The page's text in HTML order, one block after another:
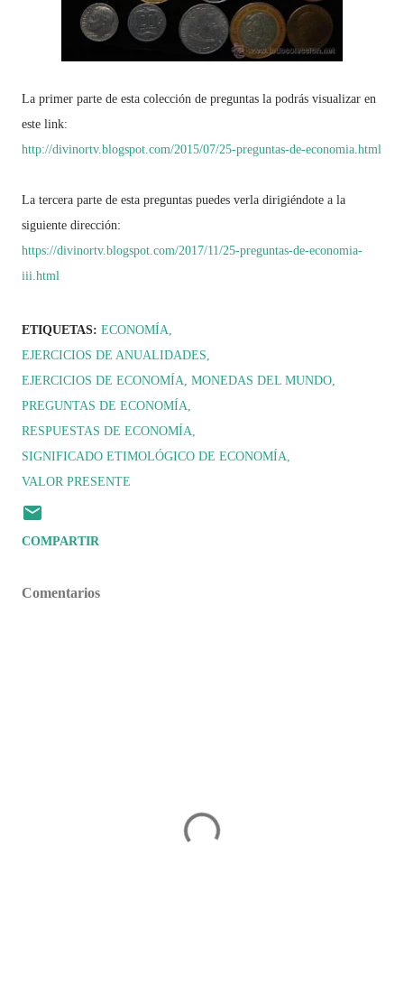
La primer parte de esta colección de preguntas la podrás visualizar en
este link:
http://divinortv.blogspot.com/2015/07/25-preguntas-de-economia.html
La tercera parte de esta preguntas puedes verla dirigiéndote a la
siguiente dirección:
https://divinortv.blogspot.com/2017/11/25-preguntas-de-economia-
iii.html
ETIQUETAS: ECONOMÍA
EJERCICIOS DE ANUALIDADES
EJERCICIOS DE ECONOMÍA MONEDAS DEL MUNDO
PREGUNTAS DE ECONOMÍA
RESPUESTAS DE ECONOMÍA
SIGNIFICADO ETIMOLÓGICO DE ECONOMÍA
VALOR PRESENTE
COMPARTIR
Comentarios